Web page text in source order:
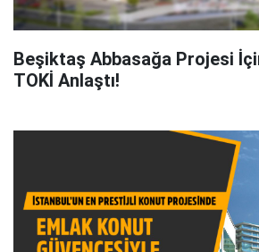
Beşiktaş Abbasağa Projesi
TOKİ Anlaştı!